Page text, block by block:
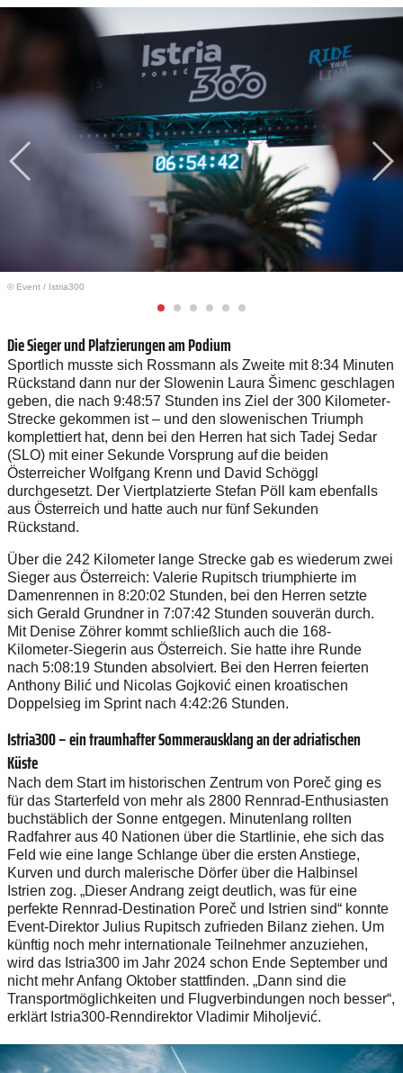
© Event / Istria300
Die Sieger und Platzierungen am Podium
Sportlich musste sich Rossmann als Zweite mit 8:34 Minuten
Rückstand dann nur der Slowenin Laura Šimenc geschlagen
geben, die nach 9:48:57 Stunden ins Ziel der 300 Kilometer-
Strecke gekommen ist – und den slowenischen Triumph
komplettiert hat, denn bei den Herren hat sich Tadej Sedar
(SLO) mit einer Sekunde Vorsprung auf die beiden
Österreicher Wolfgang Krenn und David Schöggl
durchgesetzt. Der Viertplatzierte Stefan Pöll kam ebenfalls
aus Österreich und hatte auch nur fünf Sekunden
Rückstand.
Über die 242 Kilometer lange Strecke gab es wiederum zwei
Sieger aus Österreich: Valerie Rupitsch triumphierte im
Damenrennen in 8:20:02 Stunden, bei den Herren setzte
sich Gerald Grundner in 7:07:42 Stunden souverän durch.
Mit Denise Zöhrer kommt schließlich auch die 168-
Kilometer-Siegerin aus Österreich. Sie hatte ihre Runde
nach 5:08:19 Stunden absolviert. Bei den Herren feierten
Anthony Bilić und Nicolas Gojković einen kroatischen
Doppelsieg im Sprint nach 4:42:26 Stunden.
Istria300 – ein traumhafter Sommerausklang an der adriatischen
Küste
Nach dem Start im historischen Zentrum von Poreč ging es
für das Starterfeld von mehr als 2800 Rennrad-Enthusiasten
buchstäblich der Sonne entgegen. Minutenlang rollten
Radfahrer aus 40 Nationen über die Startlinie, ehe sich das
Feld wie eine lange Schlange über die ersten Anstiege,
Kurven und durch malerische Dörfer über die Halbinsel
Istrien zog. „Dieser Andrang zeigt deutlich, was für eine
perfekte Rennrad-Destination Poreč und Istrien sind“ konnte
Event-Direktor Julius Rupitsch zufrieden Bilanz ziehen. Um
künftig noch mehr internationale Teilnehmer anzuziehen,
wird das Istria300 im Jahr 2024 schon Ende September und
nicht mehr Anfang Oktober stattfinden. „Dann sind die
Transportmöglichkeiten und Flugverbindungen noch besser“,
erklärt Istria300-Renndirektor Vladimir Miholjević.